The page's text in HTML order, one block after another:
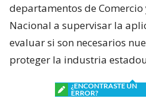
departamentos de
Nacional a supervisar la
evaluar si son necesarios
proteger la industria
¿ENCONTRASTE UN
ERROR?